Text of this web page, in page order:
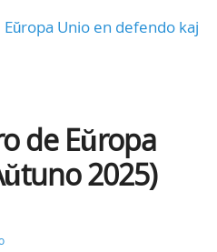
Unio en defendo kaj
de Eŭropa
2025)